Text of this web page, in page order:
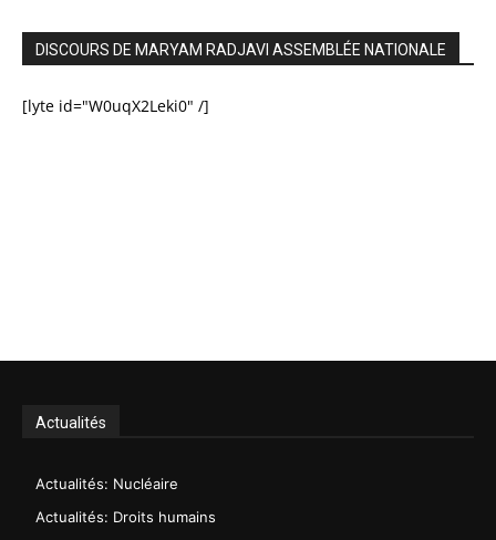
DISCOURS DE MARYAM RADJAVI ASSEMBLÉE NATIONALE
[lyte id="W0uqX2Leki0" /]
Actualités
Actualités: Nucléaire
Actualités: Droits humains